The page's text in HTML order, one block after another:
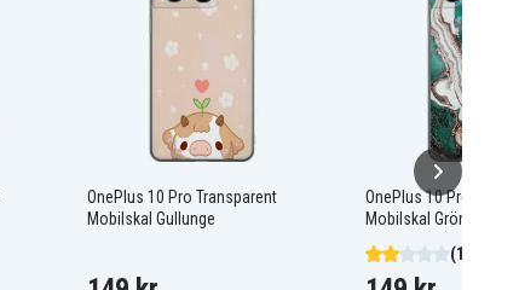
OnePlus 10 Pro Transparent
Mobilskal Gullunge
OnePlus 10 Pro
Mobilskal Grön / Guld
(1)